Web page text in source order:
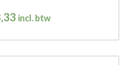
incl. btw